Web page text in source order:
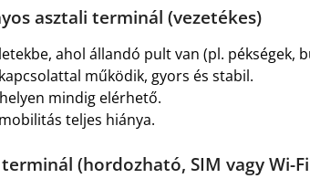
asztali terminál (vezetékes)
ahol állandó pult van (pl. pékségek,
működik, gyors és stabil.
mindig elérhető.
mobilitás teljes hiánya.
(hordozható, SIM vagy Wi-